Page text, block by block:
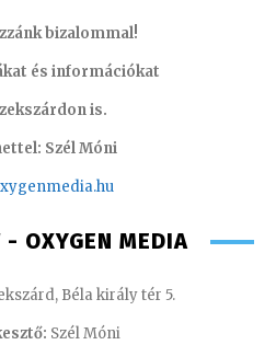
bizalommal!
és információkat
is.
Szél Móni
- OXYGEN MEDIA
Béla király tér 5.
Szél Móni